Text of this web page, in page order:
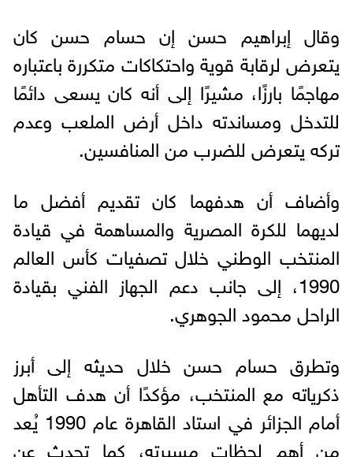
وقال إبراهيم حسن إن حسام حسن كان
يتعرض لرقابة قوية واحتكاكات متكررة باعتباره
مهاجمًا بارزًا، مشيرًا إلى أنه كان يسعى دائمًا
للتدخل ومساندته داخل أرض الملعب وعدم
تركه يتعرض للضرب من المنافسين.
وأضاف أن هدفهما كان تقديم أفضل ما
لديهما للكرة المصرية والمساهمة في قيادة
المنتخب الوطني خلال تصفيات كأس العالم
1990، إلى جانب دعم الجهاز الفني بقيادة
الراحل محمود الجوهري.
وتطرق حسام حسن خلال حديثه إلى أبرز
ذكرياته مع المنتخب، مؤكدًا أن هدف التأهل
أمام الجزائر في استاد القاهرة عام 1990 يُعد
من أهم لحظات مسيرته، كما تحدث عن